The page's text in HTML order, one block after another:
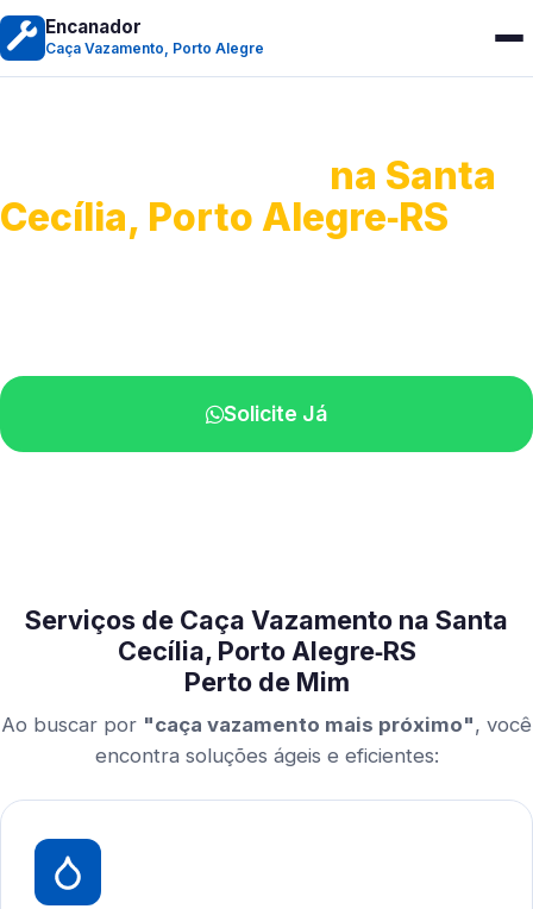
Encanador
Caça Vazamento, Porto Alegre
na Santa
Cecília, Porto Alegre‑RS
Solicite Já
Serviços de Caça Vazamento na Santa
Cecília, Porto Alegre‑RS
Perto de Mim
Ao buscar por "caça vazamento mais próximo", você
encontra soluções ágeis e eficientes: